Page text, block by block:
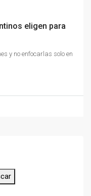
eligen para
y no enfocarlas solo en